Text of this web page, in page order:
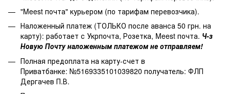
"Meest почта" курьером (по тарифам перевозчика).
Наложенный платеж (ТОЛЬКО после аванса 50 грн. на
карту): работает с Укрпочта, Розетка, Meest почта. Ч-з
Новую Почту наложенным платежом не отправляем!
Полная предоплата на карту-счет в
Приватбанке: №5169335101039820 получатель: ФЛП
Дергачев П.В.